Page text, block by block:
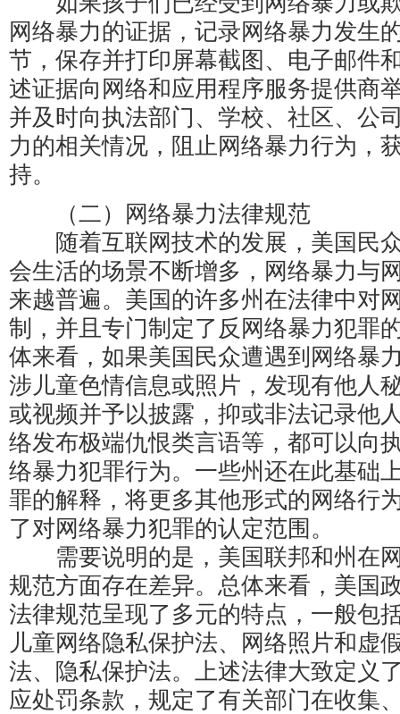
网络暴力的证据，记录网络暴力发生
节，保存并打印屏幕截图、电子邮件
述证据向网络和应用程序服务提供商
并及时向执法部门、学校、社区、公
力的相关情况，阻止网络暴力行为，
持。
（二）网络暴力法律规范
随着互联网技术的发展，美国民
会生活的场景不断增多，网络暴力与
来越普遍。美国的许多州在法律中对
制，并且专门制定了反网络暴力犯罪
体来看，如果美国民众遭遇到网络暴
涉儿童色情信息或照片，发现有他人
或视频并予以披露，抑或非法记录他
络发布极端仇恨类言语等，都可以向
络暴力犯罪行为。一些州还在此基础
罪的解释，将更多其他形式的网络行
了对网络暴力犯罪的认定范围。
需要说明的是，美国联邦和州在
规范方面存在差异。总体来看，美国
法律规范呈现了多元的特点，一般包
儿童网络隐私保护法、网络照片和虚
法、隐私保护法。上述法律大致定义
应处罚条款，规定了有关部门在收集